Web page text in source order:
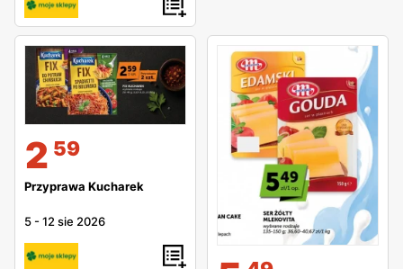
2 59
Przyprawa Kucharek
5 -12 sie 2026